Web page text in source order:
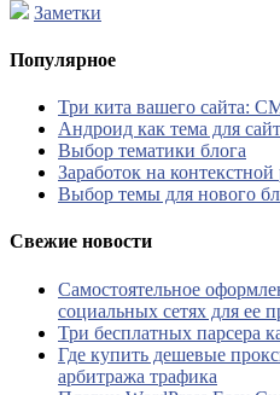
Заметки
Популярное
Три кита вашего сайта:
Андроид как тема для
Выбор тематики блога
Заработок на
Выбор темы для нового
Свежие новости
Самостоятельное
социальных сетях для ее
Три бесплатных парсера
Где купить дешевые
арбитража трафика